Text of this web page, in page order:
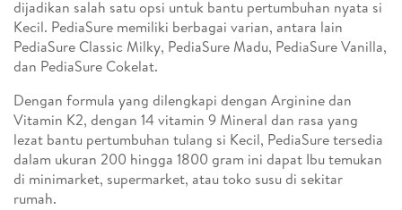
dijadikan salah satu opsi untuk bantu pertumbuhan nyata si
Kecil. PediaSure memiliki berbagai varian, antara lain
PediaSure Classic Milky, PediaSure Madu, PediaSure Vanilla,
dan PediaSure Cokelat.
Dengan formula yang dilengkapi dengan Arginine dan
Vitamin K2, dengan 14 vitamin 9 Mineral dan rasa yang
lezat bantu pertumbuhan tulang si Kecil, PediaSure tersedia
dalam ukuran 200 hingga 1800 gram ini dapat Ibu temukan
di minimarket, supermarket, atau toko susu di sekitar
rumah.